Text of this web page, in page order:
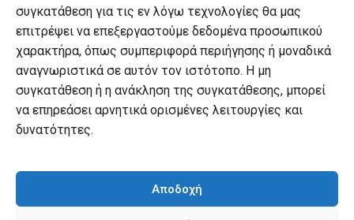
συγκατάθεση για τις εν λόγω τεχνολογίες θα μας
επιτρέψει να επεξεργαστούμε δεδομένα προσωπικού
χαρακτήρα, όπως συμπεριφορά περιήγησης ή μοναδικά
αναγνωριστικά σε αυτόν τον ιστότοπο. Η μη
συγκατάθεση ή η ανάκληση της συγκατάθεσης, μπορεί
να επηρεάσει αρνητικά ορισμένες λειτουργίες και
δυνατότητες.
Αποδοχή
Ο λογαριασμός μου
Ο λογαριασμός μου
Οι παραγγελίες μου
Λίστα επιθυμιών